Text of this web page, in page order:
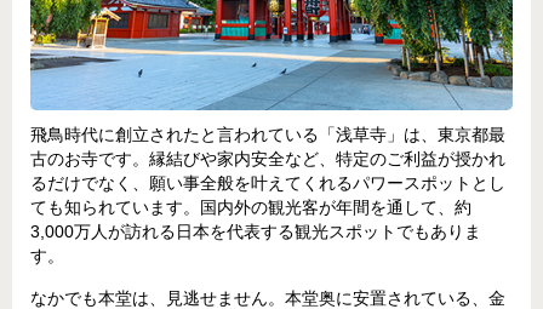
飛鳥時代に創立されたと言われている「浅草寺」は、東京都最
古のお寺です。縁結びや家内安全など、特定のご利益が授かれ
るだけでなく、願い事全般を叶えてくれるパワースポットとし
ても知られています。国内外の観光客が年間を通して、約
3,000万人が訪れる日本を代表する観光スポットでもありま
す。
なかでも本堂は、見逃せません。本堂奥に安置されている、金